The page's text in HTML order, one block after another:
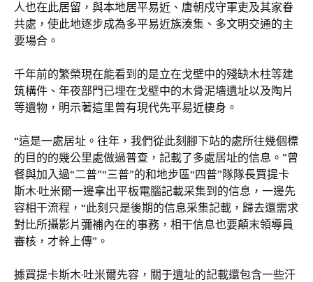
人也在此居留，與本地居平易近、唐朝戍守軍吏及其家眷
共處，使此地逐步成為多平易近族湊集、多文明交通的主
要場合。
千年前的繁榮現在能看到的是立在戈壁中的殘缺木柱等建
筑構件、年夜部門已埋在戈壁中的木骨泥墻遺址以及陶片
等遺物，明示著這里曾有現代先平易近棲身。
“這是一處居址。往年，我們從此刻腳下站的處所往幾個標
的目的的幾公里處做過普查，記載了多處居址的信息。”曾
餐與加入過“二普”“三普”的和地步區“四普”隊隊長買提卡
斯木·吐米爾一邊拿出平板電腦記載采集到的信息，一邊先
容相干流程，“此刻只是後期的信息采集記載，歸去還需求
對比所攝影片彌補內在的事務，相干信息也要顛末領導員
審核，才幹上傳”。
據買提卡斯木·吐米爾先容，關于遺址的記載還包含一些汗